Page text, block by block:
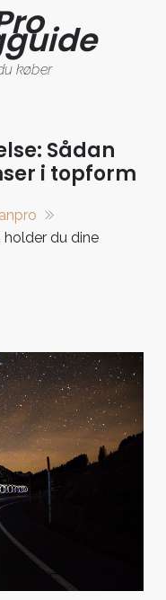
køber
Sådan
i topform
holder du dine